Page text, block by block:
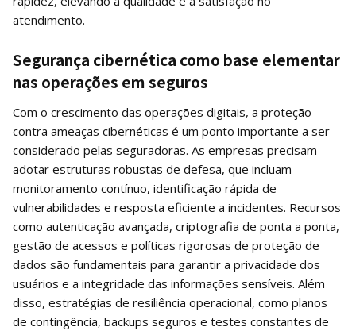
atendimento.
Segurança cibernética como base elementar
nas operações em seguros
Com o crescimento das operações digitais, a proteção
contra ameaças cibernéticas é um ponto importante a ser
considerado pelas seguradoras. As empresas precisam
adotar estruturas robustas de defesa, que incluam
monitoramento contínuo, identificação rápida de
vulnerabilidades e resposta eficiente a incidentes. Recursos
como autenticação avançada, criptografia de ponta a ponta,
gestão de acessos e políticas rigorosas de proteção de
dados são fundamentais para garantir a privacidade dos
usuários e a integridade das informações sensíveis. Além
disso, estratégias de resiliência operacional, como planos
de contingência, backups seguros e testes constantes de